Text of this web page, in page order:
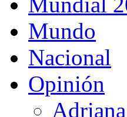
Mundo
Nacional
Opinión